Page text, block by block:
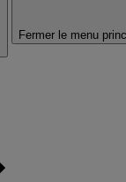
Fermer le menu